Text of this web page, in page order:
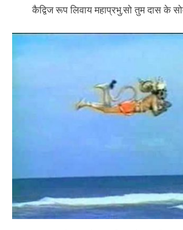
कैद्विज रूप लिवाय महाप्रभु,सो तुम दास के